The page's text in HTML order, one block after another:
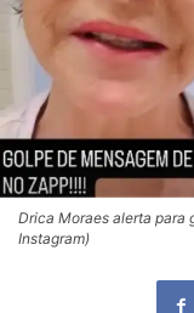
Drica Moraes alerta para
Instagram)